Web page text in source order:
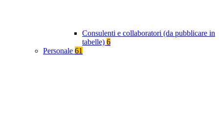
Consulenti e collaboratori (da pubblicare in
tabelle) 6
Personale 61